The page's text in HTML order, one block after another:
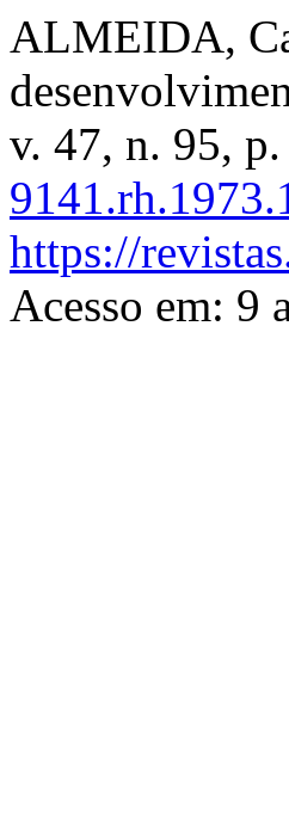
ALMEIDA,
v. 47, n. 95,
https://
Acesso em: 9